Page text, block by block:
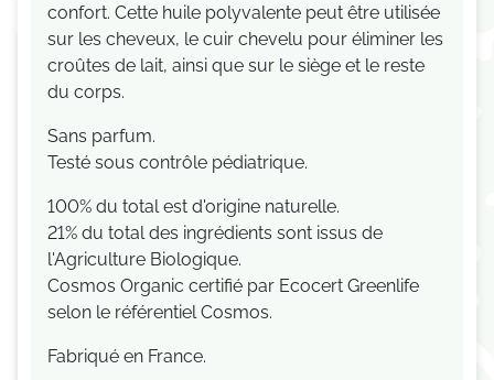
confort. Cette huile polyvalente peut être utilisée
sur les cheveux, le cuir chevelu pour éliminer les
croûtes de lait, ainsi que sur le siège et le reste
du corps.
Sans parfum.
Testé sous contrôle pédiatrique.
100% du total est d'origine naturelle.
21% du total des ingrédients sont issus de
l'Agriculture Biologique.
Cosmos Organic certifié par Ecocert Greenlife
selon le référentiel Cosmos.
Fabriqué en France.